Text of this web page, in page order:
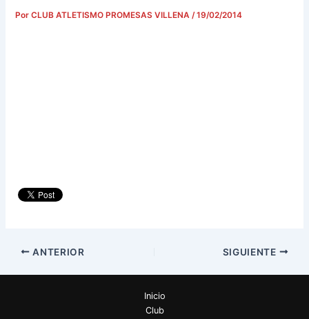
PorCLUB ATLETISMO PROMESAS VILLENA/19/02/2014
ANTERIOR SIGUIENTE
Inicio
Club